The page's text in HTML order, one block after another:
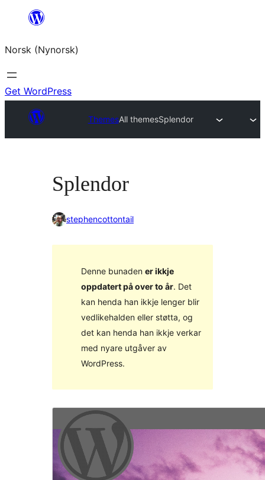
content
Norsk (Nynorsk)
Get WordPress
ThemesAll themesSplendor
Splendor
stephencottontail
Denne bunaden er ikkje
oppdatert på over to år. Det
kan henda han ikkje lenger blir
vedlikehalden eller støtta, og
det kan henda han ikkje verkar
med nyare utgåver av
WordPress.